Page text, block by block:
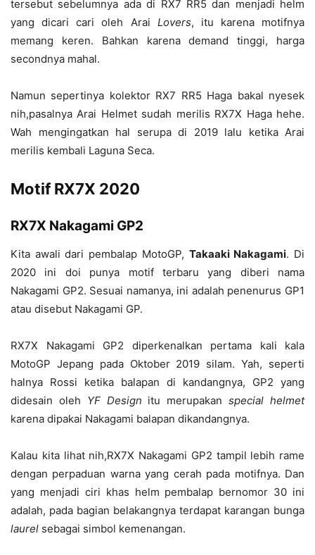
tersebut sebelumnya ada di RX7 RR5 dan menjadi helm
yang dicari cari oleh Arai Lovers, itu karena motifnya
memang keren. Bahkan karena demand tinggi, harga
secondnya mahal.
Namun sepertinya kolektor RX7 RR5 Haga bakal nyesek
nih,pasalnya Arai Helmet sudah merilis RX7X Haga hehe.
Wah mengingatkan hal serupa di 2019 lalu ketika Arai
merilis kembali Laguna Seca.
Motif RX7X 2020
RX7X Nakagami GP2
Kita awali dari pembalap MotoGP, Takaaki Nakagami. Di
2020 ini doi punya motif terbaru yang diberi nama
Nakagami GP2. Sesuai namanya, ini adalah penenurus GP1
atau disebut Nakagami GP.
RX7X Nakagami GP2 diperkenalkan pertama kali kala
MotoGP Jepang pada Oktober 2019 silam. Yah, seperti
halnya Rossi ketika balapan di kandangnya, GP2 yang
didesain oleh YF Design itu merupakanspecial helmet
karena dipakai Nakagami balapan dikandangnya.
Kalau kita lihat nih,RX7X Nakagami GP2 tampil lebih rame
dengan perpaduan warna yang cerah pada motifnya. Dan
yang menjadi ciri khas helm pembalap bernomor 30 ini
adalah, pada bagian belakangnya terdapat karangan bunga
laurel sebagai simbol kemenangan.